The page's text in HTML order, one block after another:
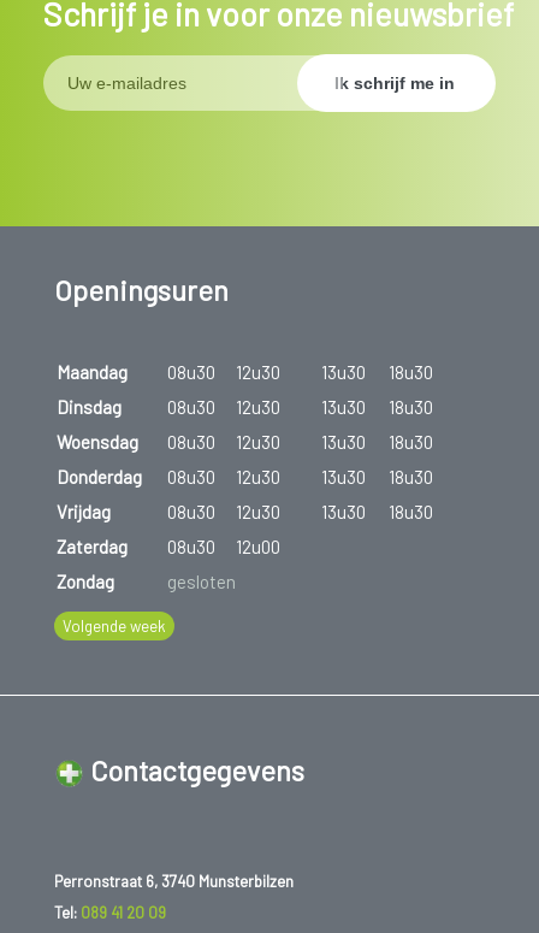
Schrijf je in voor onze nieuwsbrief
Openingsuren
Maandag 08u30 12u30 13u30
18u30
Dinsdag
08u30 12u30 13u30
18u30
Woensdag
08u30 12u30 13u30
18u30
Donderdag
08u30 12u30 13u30
18u30
Vrijdag
08u30 12u30 13u30
18u30
Zaterdag
08u30
12u00
Zondag
gesloten
Volgende week
Contactgegevens
Perronstraat 6, 3740 Munsterbilzen
Tel: 089 41 20 09